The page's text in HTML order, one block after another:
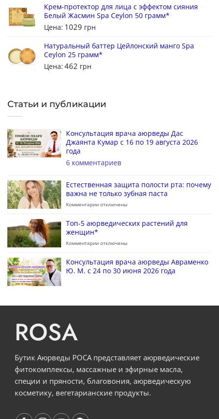
Крем-протектор для лица с эффектом сияния
Белый Жасмин Spa Ceylon 50 грамм*
Цена: 1029 грн
Натуральный баттер Цейлонский манго Spa
Ceylon 25 грамм*
Цена: 462 грн
Статьи и публикации
Консультация врача аюрведы Дас
Джаянта Кумар с 16 по 19 августа 2026
года
6 комментариев
Естественная защита полости рта: почему
важна не только зубная паста
Комментарии отключены
Топ-5 аюрведических растений для
женщин*
Комментарии отключены
Консультация врача аюрведы Авраменко
Ю. М. с 24 по 30 июня 2026 года
ROSA
Бутик Аюрведы РОСА представляет аюрведические
фитокомплексы, массажные и эфирные масла,
специи и пряности, благовония, аюрведическую
косметику, вегетарианские продукты.